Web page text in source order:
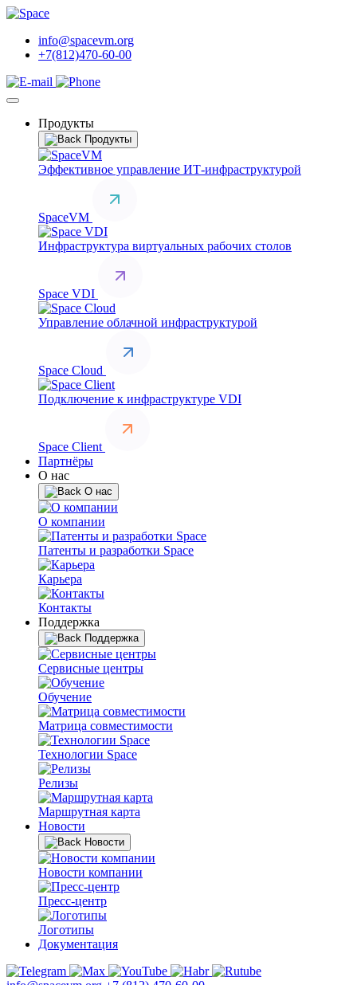
info@spacevm.org
+7(812)470-60-00
Продукты
Продукты
Эффективное управление ИТ-инфраструктурой
SpaceVM
Инфраструктура виртуальных рабочих столов
Space VDI
Управление облачной инфраструктурой
Space Cloud
Подключение к инфраструктуре VDI
Space Client
Партнёры
О нас
О нас
О компании
Патенты и разработки Space
Карьера
Контакты
Поддержка
Поддержка
Сервисные центры
Обучение
Матрица совместимости
Технологии Space
Релизы
Маршрутная карта
Новости
Новости
Новости компании
Пресс-центр
Логотипы
Документация